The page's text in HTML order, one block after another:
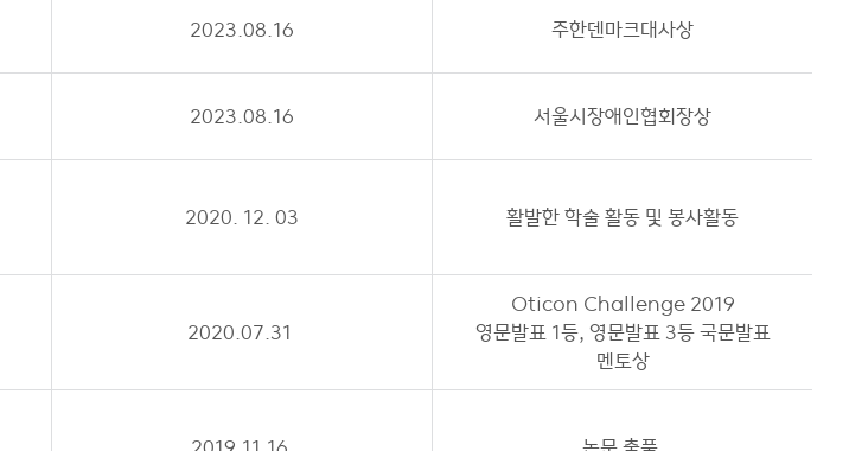
2023.08.16 주한덴마크대사상
2023.08.16 서울시장애인협회장상
2020. 12. 03 활발한 학술 활동 및 봉사활동
2020.07.31
Oticon Challenge 2019
영문발표 1등, 영문발표 3등 국문발표
멘토상